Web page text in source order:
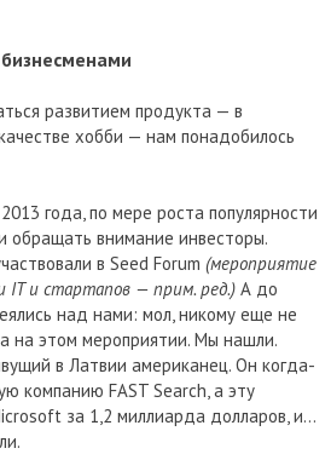
развитием продукта — в
хобби — нам понадобилось
года, по мере роста популярности
обращать внимание инвесторы.
в Seed Forum (мероприятие
ITи стартапов — прим. ред.) А до
над нами: мол, никому еще не
на этом мероприятии. Мы нашли.
в Латвии американец. Он когда-
компанию FAST Search, а эту
за 1,2 миллиарда долларов, и…